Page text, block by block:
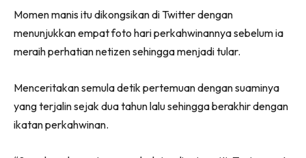
Momen manis itu dikongsikan di Twitter dengan
menunjukkan empat foto hari perkahwinannya sebelum ia
meraih perhatian netizen sehingga menjadi tular.
Menceritakan semula detik pertemuan dengan suaminya
yang terjalin sejak dua tahun lalu sehingga berakhir dengan
ikatan perkahwinan.